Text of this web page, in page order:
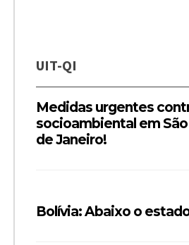
UIT-QI
Medidas urgentes
socioambiental em São
de Janeiro!
Bolívia: Abaixo o